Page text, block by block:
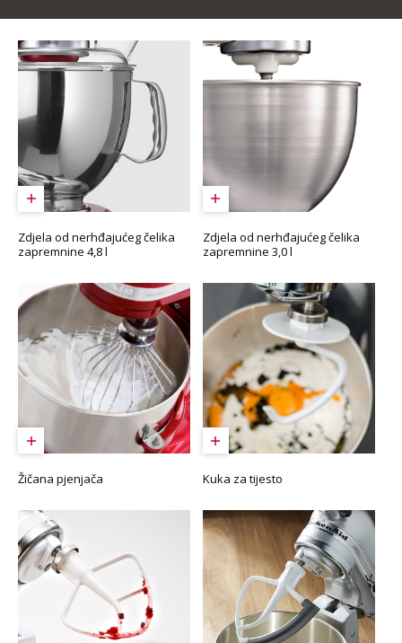
Zdjela od nerhđajućeg čelika
zapremnine 4,8 l
Zdjela od nerhđajućeg čelika
zapremnine 3,0 l
Žičana pjenjača Kuka za tijesto